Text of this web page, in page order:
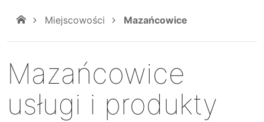
Miejscowości Mazańcowice
Mazańcowice
usługi i produkty